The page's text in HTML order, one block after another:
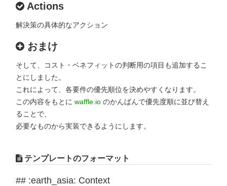
Actions
解決策の具体的なアクション
おまけ
そして、コスト・ベネフィットの判断用の項目も追加するこ
とにしました。
これによって、各要件の優先順位を決めやすくなります。
この内容をもとにwaffle.io のかんばんで優先度順に並び替え
ることで、
必要なものから実装できるようにします。
テンプレートのフォーマット
## :earth_asia: Context